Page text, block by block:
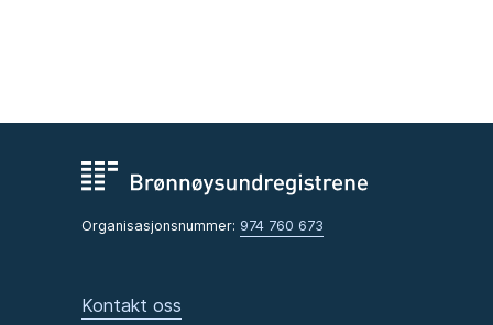
Organisasjonsnummer: 974 760 673
Kontakt oss